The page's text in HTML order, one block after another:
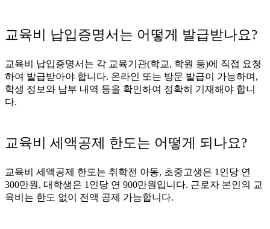
교육비 납입증명서는 어떻게 발급받나요?
교육비 납입증명서는 각 교육기관(학교, 학원 등)에 직접 요청
하여 발급받아야 합니다. 온라인 또는 방문 발급이 가능하며,
학생 정보와 납부 내역 등을 확인하여 정확히 기재해야 합니
다.
교육비 세액공제 한도는 어떻게 되나요?
교육비 세액공제 한도는 취학전 아동, 초중고생은 1인당 연
300만원, 대학생은 1인당 연 900만원입니다. 근로자 본인의 교
육비는 한도 없이 전액 공제 가능합니다.